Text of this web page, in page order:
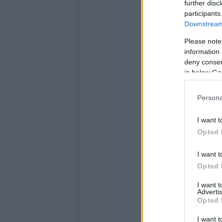
further
Please
information
deny
in below
I want
Opted
I want
Opted
I want
Opted
I want